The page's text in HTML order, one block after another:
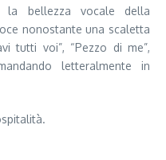
bellezza vocale della
nonostante una scaletta
tutti voi”, “Pezzo di me”,
letteralmente in